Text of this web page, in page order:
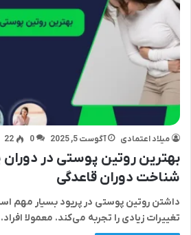
میلاد اعتمادی آگوست 5, 2025 0
22
شناخت دوران قاعدگی
داشتن روتین پوستی در پریود بسیار مهم‌
تغییرات زیادی را تجربه می‌کند. معمولا